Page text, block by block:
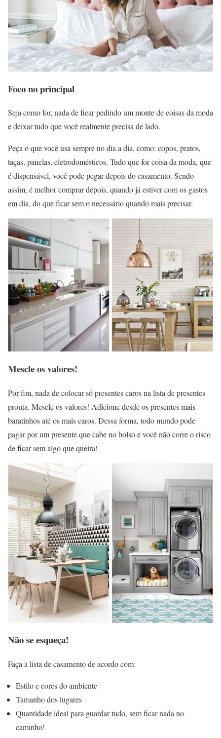
Foco no principal
Seja como for, nada de ficar pedindo um monte de coisas da moda
e deixar tudo que você realmente precisa de lado.
Peça o que você usa sempre no dia a dia, como: copos, pratos,
taças, panelas, eletrodomésticos. Tudo que for coisa da moda, que
é dispensável, você pode pegar depois do casamento. Sendo
assim, é melhor comprar depois, quando já estiver com os gastos
em dia, do que ficar sem o necessário quando mais precisar.
Mescle os valores!
Por fim, nada de colocar só presentes caros na lista de presentes
pronta. Mescle os valores! Adicione desde os presentes mais
baratinhos até os mais caros. Dessa forma, todo mundo pode
pagar por um presente que cabe no bolso e você não corre o risco
de ficar sem algo que queira!
Não se esqueça!
Faça a lista de casamento de acordo com:
Estilo e cores do ambiente
Tamanho dos lugares
Quantidade ideal para guardar tudo, sem ficar nada no
caminho!